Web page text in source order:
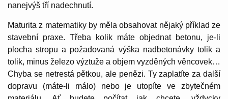
nanejvýš tří nadechnutí.
Maturita z matematiky by měla obsahovat nějaký příklad ze
stavební praxe. Třeba kolik máte objednat betonu, je-li
plocha stropu a požadovaná výška nadbetonávky tolik a
tolik, minus železo výztuže a objem vyzděných věncovek…
Chyba se netrestá pětkou, ale penězi. Ty zaplatíte za další
dopravu (máte-li málo) nebo je utopíte ve zbytečném